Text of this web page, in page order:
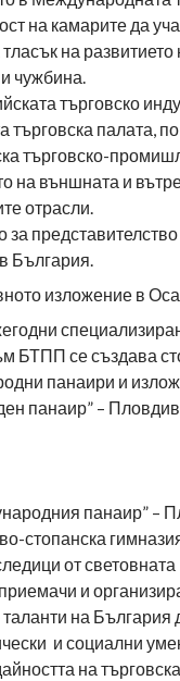
на камарите да
на развитието
чужбина.
търговско
търговска палата,
търговско-
на външната и
отрасли.
България.
изложение в
БТПП се създава
панаири и
панаир” –
панаир” –
стопанска
от
и
на България
и социални
на